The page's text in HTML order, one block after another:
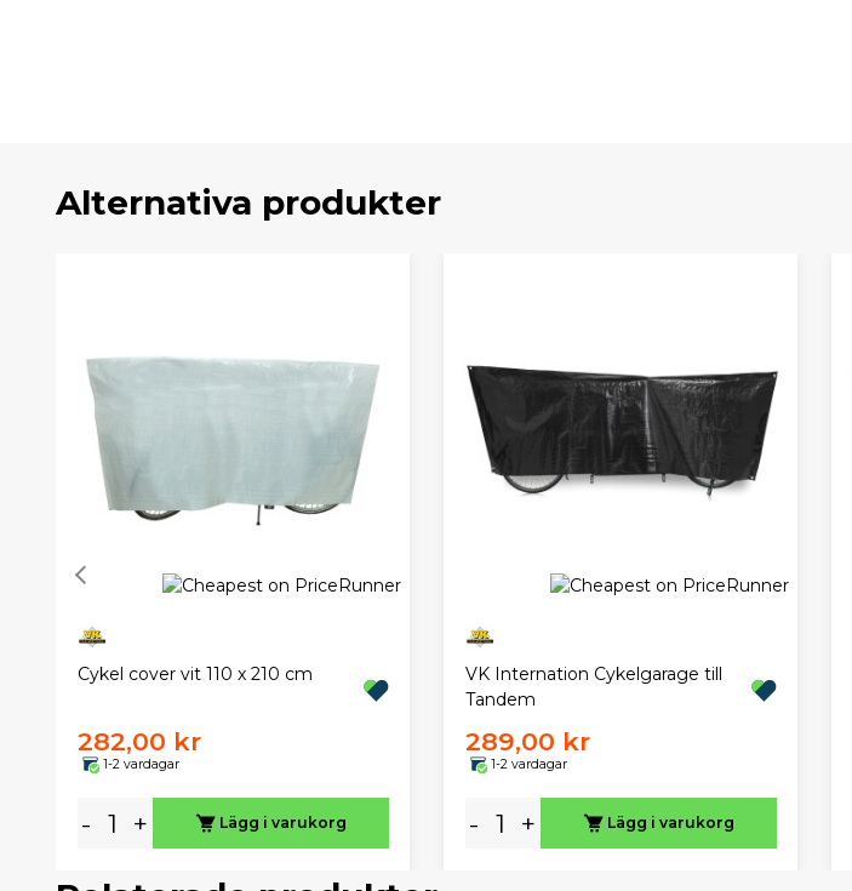
Alternativa produkter
Cykel cover vit 110 x 210 cm
282,00 kr
1-2 vardagar
- + Lägg i varukorg
VK Internation Cykelgarage till
Tandem
289,00 kr
1-2 vardagar
- + Lägg i varukorg